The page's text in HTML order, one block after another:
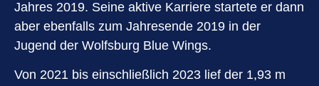
Jahres 2019. Seine aktive Karriere startete er dann
aber ebenfalls zum Jahresende 2019 in der
Jugend der Wolfsburg Blue Wings.
Von 2021 bis einschließlich 2023 lief der 1,93 m